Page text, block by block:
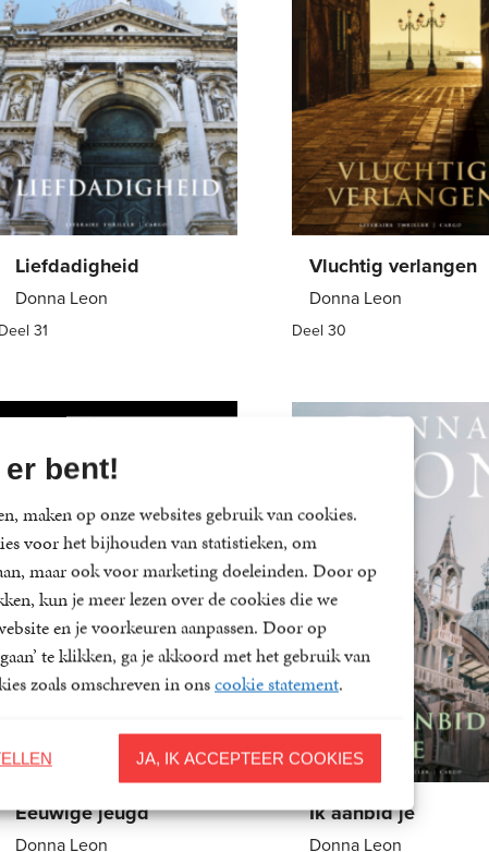
bent!
maken op onze websites gebruik van cookies.
voor het bijhouden van statistieken, om
maar ook voor marketing doeleinden. Door op
kun je meer lezen over de cookies die we
en je voorkeuren aanpassen. Door op
te klikken, ga je akkoord met het gebruik van
zoals omschreven in onscookie statement.
JA, IK ACCEPTEER COOKIES
Liefdadigheid
Donna Leon
Deel 31
Vluchtig verlangen
Donna Leon
Deel 30
Eeuwige jeugd
Donna Leon
Ik aanbid je
Donna Leon